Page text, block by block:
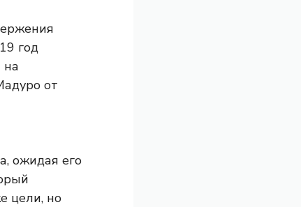
год
на
от
ожидая его
цели, но